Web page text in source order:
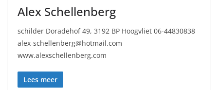
Alex Schellenberg
schilder Doradehof 49, 3192 BP Hoogvliet 06-44830838
alex-schellenberg@hotmail.com
www.alexschellenberg.com
Lees meer